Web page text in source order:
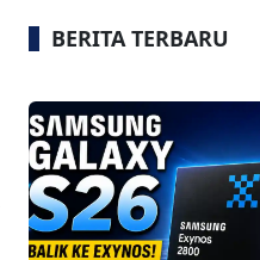
BERITA TERBARU